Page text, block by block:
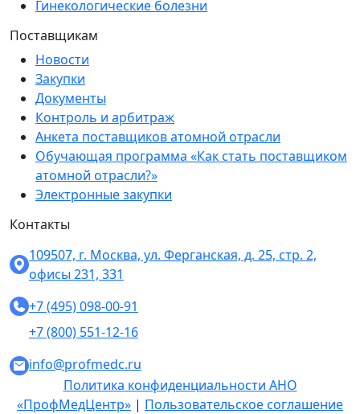
Гинекологические болезни
Поставщикам
Новости
Закупки
Документы
Контроль и арбитраж
Анкета поставщиков атомной отрасли
Обучающая программа «Как стать поставщиком
атомной отрасли?»
Электронные закупки
Контакты
109507, г. Москва, ул. Ферганская, д. 25, стр. 2,
офисы 231, 331
+7 (495) 098-00-91
+7 (800) 551-12-16
info@profmedc.ru
Политика конфиденциальности АНО
«ПрофМедЦентр» | Пользовательское соглашение